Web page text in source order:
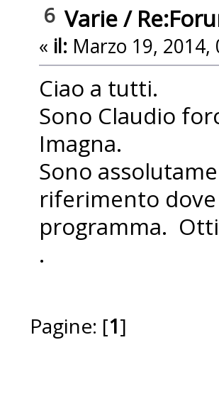
6 Varie/
« il: Marzo 19, 2014,
Ciao a tutti.
Sono Claudio
Imagna.
Sono
riferimento
programma.
.
Pagine: [1]